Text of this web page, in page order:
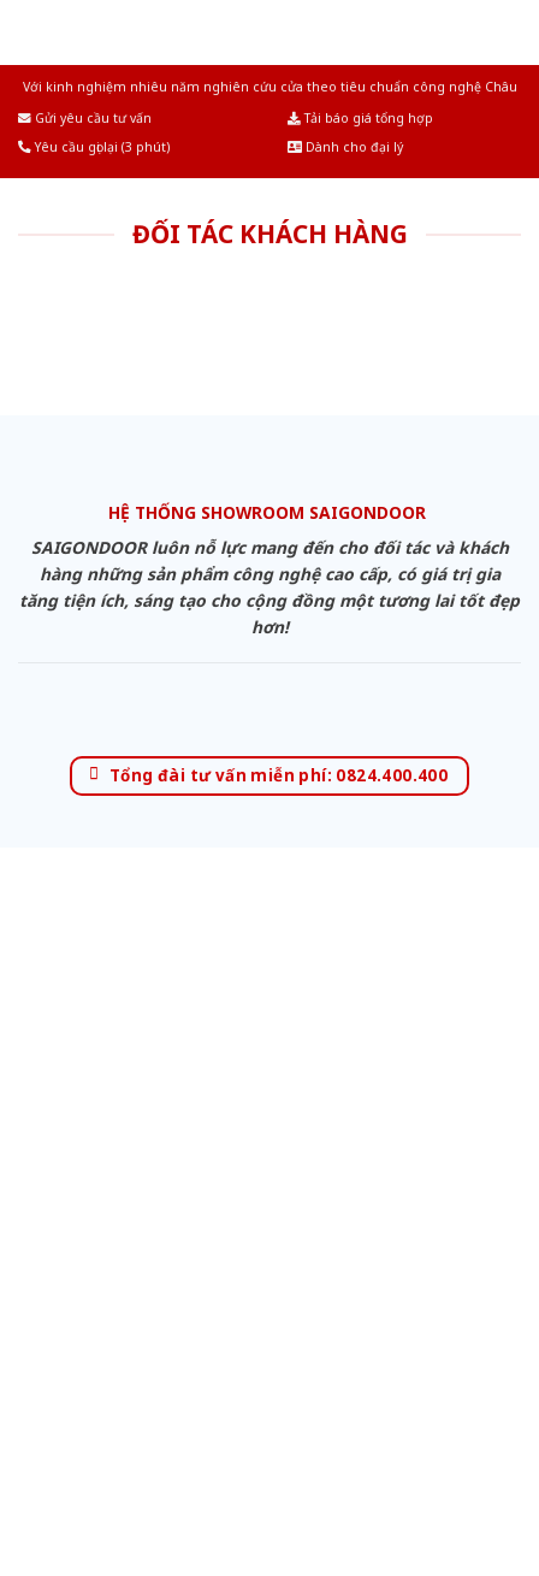
Với kinh nghiệm nhiêu năm nghiên cứu cửa theo tiêu chuẩn công nghệ Châu
Gửi yêu cầu tư vấn
Tải báo giá tổng hợp
Yêu cầu gọi lại (3 phút)
Dành cho đại lý
ĐỐI TÁC KHÁCH HÀNG
HỆ THỐNG SHOWROOM SAIGONDOOR
SAIGONDOOR luôn nỗ lực mang đến cho đối tác và khách
hàng những sản phẩm công nghệ cao cấp, có giá trị gia
tăng tiện ích, sáng tạo cho cộng đồng một tương lai tốt đẹp
hơn!
Tổng đài tư vấn miễn phí: 0824.400.400